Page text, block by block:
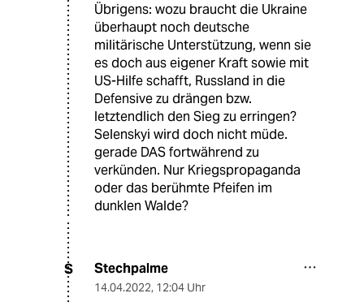
Übrigens: wozu braucht die Ukraine
überhaupt noch deutsche
militärische Unterstützung, wenn sie
es doch aus eigener Kraft sowie mit
US-Hilfe schafft, Russland in die
Defensive zu drängen bzw.
letztendlich den Sieg zu erringen?
Selenskyi wird doch nicht müde.
gerade DAS fortwährend zu
verkünden. Nur Kriegspropaganda
oder das berühmte Pfeifen im
dunklen Walde?
S Stechpalme
14.04.2022, 12:04 Uhr